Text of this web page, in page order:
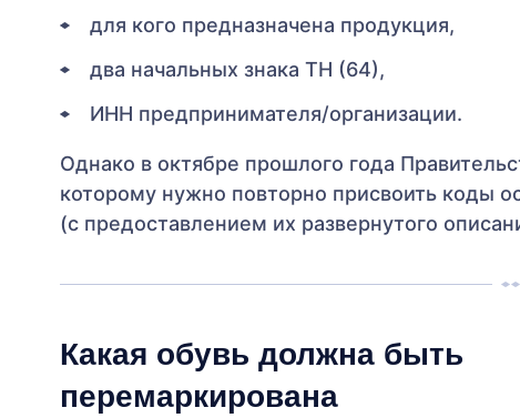
для кого предназначена продукция,
два начальных знака ТН (64),
ИНН предпринимателя/организации.
Однако в октябре прошлого года
которому нужно повторно присвоить коды
(с предоставлением их развернутого
Какая обувь должна быть
перемаркирована